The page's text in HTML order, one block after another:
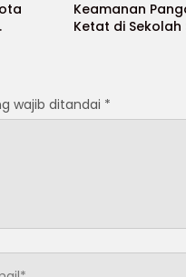
Keamanan
Ketat di Sekolah
wajib ditandai *